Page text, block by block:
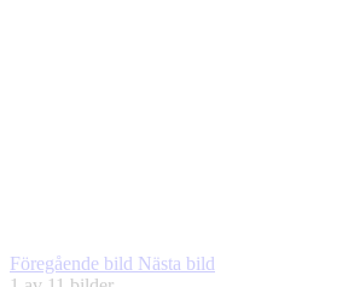
Föregående bild Nästa bild